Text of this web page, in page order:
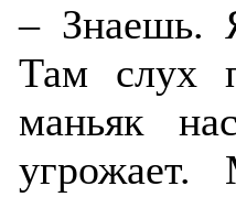
– Знаешь.
Там слух
маньяк
угрожает.